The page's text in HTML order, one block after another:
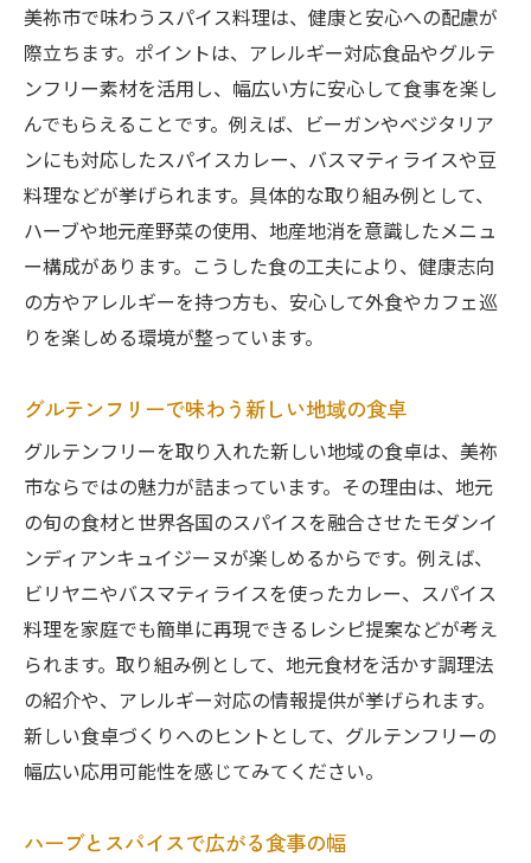
美祢市で味わうスパイス料理は、健康と安心への配慮が
際立ちます。ポイントは、アレルギー対応食品やグルテ
ンフリー素材を活用し、幅広い方に安心して食事を楽し
んでもらえることです。例えば、ビーガンやベジタリア
ンにも対応したスパイスカレー、バスマティライスや豆
料理などが挙げられます。具体的な取り組み例として、
ハーブや地元産野菜の使用、地産地消を意識したメニュ
ー構成があります。こうした食の工夫により、健康志向
の方やアレルギーを持つ方も、安心して外食やカフェ巡
りを楽しめる環境が整っています。
グルテンフリーで味わう新しい地域の食卓
グルテンフリーを取り入れた新しい地域の食卓は、美祢
市ならではの魅力が詰まっています。その理由は、地元
の旬の食材と世界各国のスパイスを融合させたモダンイ
ンディアンキュイジーヌが楽しめるからです。例えば、
ビリヤニやバスマティライスを使ったカレー、スパイス
料理を家庭でも簡単に再現できるレシピ提案などが考え
られます。取り組み例として、地元食材を活かす調理法
の紹介や、アレルギー対応の情報提供が挙げられます。
新しい食卓づくりへのヒントとして、グルテンフリーの
幅広い応用可能性を感じてみてください。
ハーブとスパイスで広がる食事の幅